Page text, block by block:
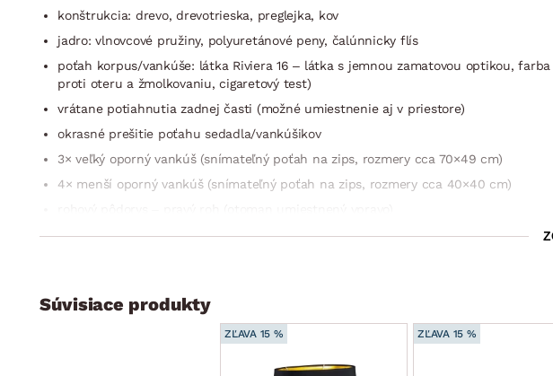
konštrukcia: drevo, drevotrieska, preglejka, kov
jadro: vlnovcové pružiny, polyuretánové peny, čalúnnicky flís
poťah korpus/vankúše: látka Riviera 16 – látka s jemnou zamatovou optikou,
proti oteru a žmolkovaniu, cigaretový test)
vrátane potiahnutia zadnej časti (možné umiestnenie aj v priestore)
okrasné prešitie poťahu sedadla/vankúšikov
3× veľký oporný vankúš (snímateľný poťah na zips, rozmery cca 70×49 cm)
4× menší oporný vankúš (snímateľný poťah na zips, rozmery cca 40×40 cm)
ľavá/pravá bočná podrúčka (látkový lem, úzka vankúšová optika = šetrí okolitý
výška sedačky vrátane vankúšov: 91 cm/bez vankúšov: 70 cm
výška sedu: 45 cm/hĺbka sedu s vankúšmi: cca 61 cm/hĺbka sedu bez vankúšov: 90
Súvisiace produkty
ZĽAVA 15 % ZĽAVA 15 %